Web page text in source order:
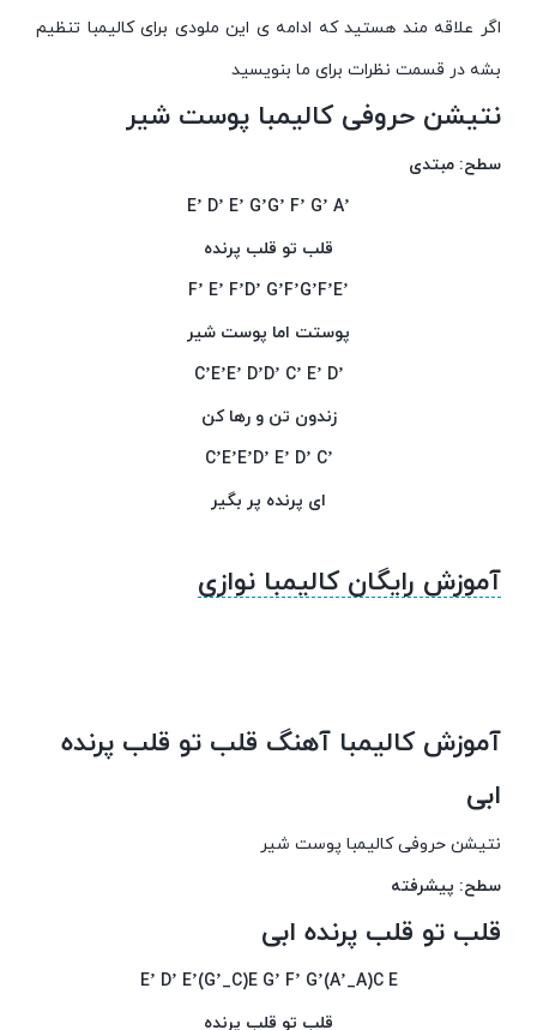
اگر علاقه مند هستید که ادامه ی این ملودی برای کالیمبا تنظیم
بشه در قسمت نظرات برای ما بنویسید
نتیشن حروفی کالیمبا پوست شیر
سطح: مبتدی
’E’ D’ E’ G’G’ F’ G’ A
قلب تو قلب پرنده
’F’ E’ F’D’ G’F’G’F’E
پوستت اما پوست شیر
’C’E’E’ D’D’ C’ E’ D
زندون تن و رها کن
’C’E’E’D’ E’ D’ C
ای پرنده پر بگیر
آموزش رایگان کالیمبا نوازی
آموزش کالیمبا آهنگ قلب تو قلب پرنده
ابی
نتیشن حروفی کالیمبا پوست شیر
سطح: پیشرفته
قلب تو قلب پرنده ابی
E’ D’ E’(G’_C)E G’ F’ G’(A’_A)C E
قلب تو قلب پرنده